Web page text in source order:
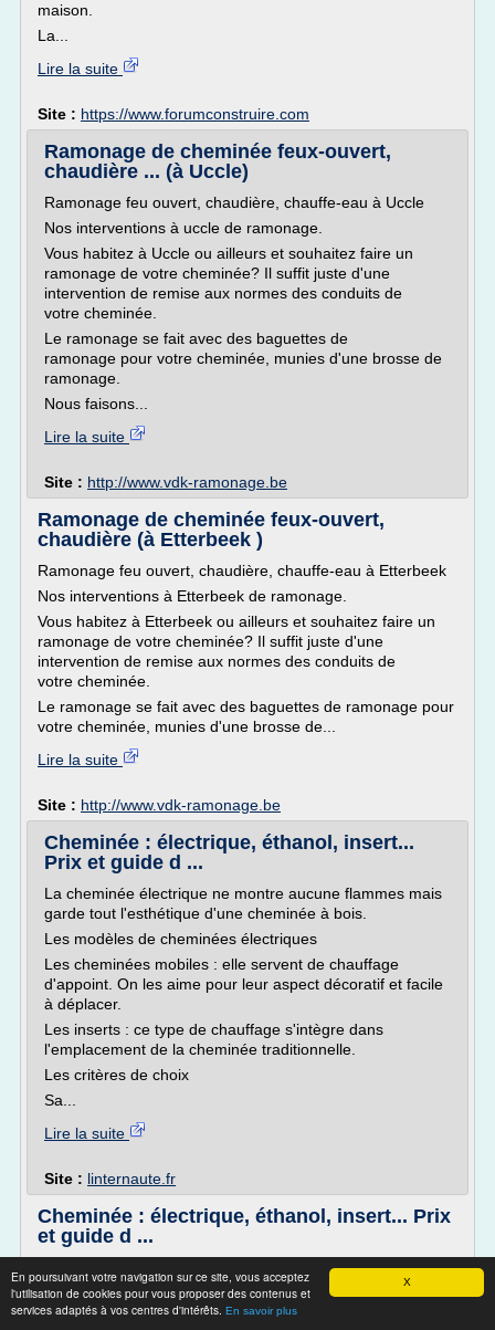
X
En poursuivant votre navigation sur ce site, vous acceptez
l'utilisation de cookies pour vous proposer des contenus et
services adaptés à vos centres d'intérêts. En savoir plus
maison.
La...
Lire la suite
Site : https://www.forumconstruire.com
Ramonage de cheminée feux-ouvert,
chaudière ... (à Uccle)
Ramonage feu ouvert, chaudière, chauffe-eau à Uccle
Nos interventions à uccle de ramonage.
Vous habitez à Uccle ou ailleurs et souhaitez faire un
ramonage de votre cheminée? Il suffit juste d'une
intervention de remise aux normes des conduits de
votre cheminée.
Le ramonage se fait avec des baguettes de
ramonage pour votre cheminée, munies d'une brosse de
ramonage.
Nous faisons...
Lire la suite
Site : http://www.vdk-ramonage.be
Ramonage de cheminée feux-ouvert,
chaudière (à Etterbeek )
Ramonage feu ouvert, chaudière, chauffe-eau à Etterbeek
Nos interventions à Etterbeek de ramonage.
Vous habitez à Etterbeek ou ailleurs et souhaitez faire un
ramonage de votre cheminée? Il suffit juste d'une
intervention de remise aux normes des conduits de
votre cheminée.
Le ramonage se fait avec des baguettes de ramonage pour
votre cheminée, munies d'une brosse de...
Lire la suite
Site : http://www.vdk-ramonage.be
Cheminée : électrique, éthanol, insert...
Prix et guide d ...
La cheminée électrique ne montre aucune flammes mais
garde tout l'esthétique d'une cheminée à bois.
Les modèles de cheminées électriques
Les cheminées mobiles : elle servent de chauffage
d'appoint. On les aime pour leur aspect décoratif et facile
à déplacer.
Les inserts : ce type de chauffage s'intègre dans
l'emplacement de la cheminée traditionnelle.
Les critères de choix
Sa...
Lire la suite
Site : linternaute.fr
Cheminée : électrique, éthanol, insert... Prix
et guide d ...
La cheminée électrique ne montre aucune flammes mais
garde tout l'esthétique d'une cheminée à bois.
Les modèles de cheminées électriques